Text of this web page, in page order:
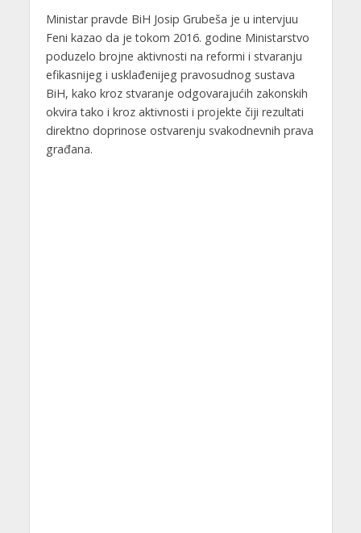
Ministar pravde BiH Josip Grubeša je u intervjuu
Feni kazao da je tokom 2016. godine Ministarstvo
poduzelo brojne aktivnosti na reformi i stvaranju
efikasnijeg i usklađenijeg pravosudnog sustava
BiH, kako kroz stvaranje odgovarajućih zakonskih
okvira tako i kroz aktivnosti i projekte čiji rezultati
direktno doprinose ostvarenju svakodnevnih prava
građana.